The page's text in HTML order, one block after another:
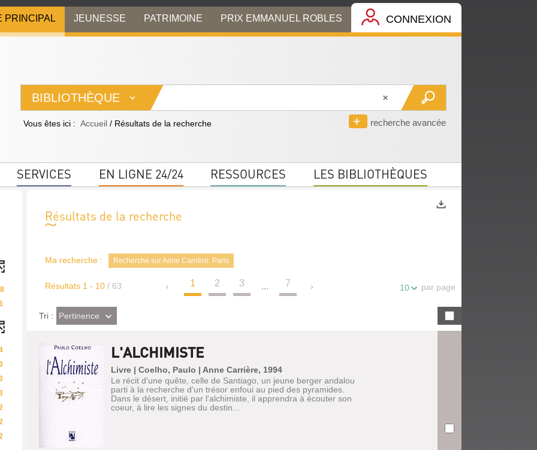
PRINCIPAL JEUNESSE PATRIMOINE PRIX EMMANUEL ROBLES CONNEXION
BIBLIOTHÈQUE
recherche avancée
Vous êtes ici : Accueil / Résultats de la recherche
SERVICES EN LIGNE 24/24 RESSOURCES LES BIBLIOTHÈQUES
Résultats de la recherche
Ma recherche : Recherche sur Anne Carrière. Paris
Résultats 1 - 10 / 63 1 2 3 ... 7 10 par page
Tri :(Effet
imédiat)
Pertinence
L'ALCHIMISTE
Livre | Coelho, Paulo | Anne Carrière, 1994
Le récit d'une quête, celle de Santiago, un jeune berger andalou
parti à la recherche d'un trésor enfoui au pied des pyramides.
Dans le désert, initié par l'alchimiste, il apprendra à écouter son
coeur, à lire les signes du destin...